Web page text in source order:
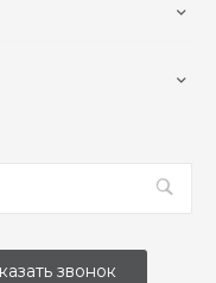
звонок